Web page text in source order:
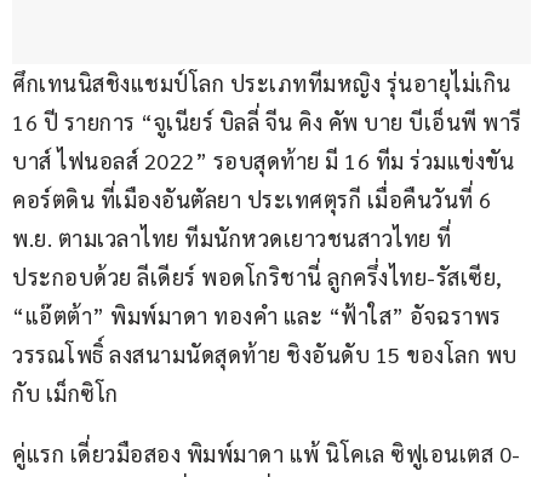
ศึกเทนนิสชิงแชมป์โลก ประเภททีมหญิง รุ่นอายุไม่เกิน
16 ปี รายการ “จูเนียร์ บิลลี่ จีน คิง คัพ บาย บีเอ็นพี พารี
บาส์ ไฟนอลส์ 2022” รอบสุดท้าย มี 16 ทีม ร่วมแข่งขัน
คอร์ตดิน ที่เมืองอันตัลยา ประเทศตุรกี เมื่อคืนวันที่ 6
พ.ย. ตามเวลาไทย ทีมนักหวดเยาวชนสาวไทย ที่
ประกอบด้วย ลีเดียร์ พอดโกริชานี่ ลูกครึ่งไทย-รัสเซีย,
“แอ๊ตต้า” พิมพ์มาดา ทองคำ และ “ฟ้าใส” อัจฉราพร
วรรณโพธิ์ ลงสนามนัดสุดท้าย ชิงอันดับ 15 ของโลก พบ
กับ เม็กซิโก
คู่แรก เดี่ยวมือสอง พิมพ์มาดา แพ้ นิโคเล ซิฟูเอนเตส 0-